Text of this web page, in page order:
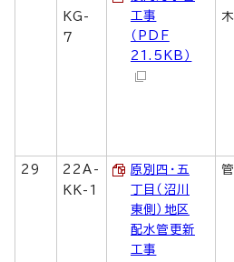
KG-
7
工事
（PDF
21.5KB）
木
29
22A-
KK-1
原別四・五
丁目（沼川
東側）地区
配水管更新
工事
管